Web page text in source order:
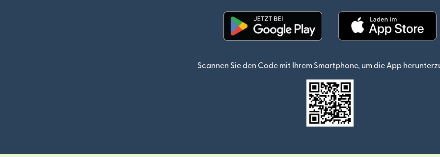
Scannen Sie den Code mit Ihrem Smartphone, um die App